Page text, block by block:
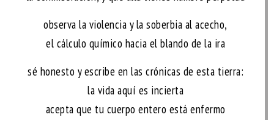
observa la violencia y la soberbia al acecho,
el cálculo químico hacia el blando de la ira
sé honesto y escribe en las crónicas de esta tierra:
la vida aquí es incierta
acepta que tu cuerpo entero está enfermo